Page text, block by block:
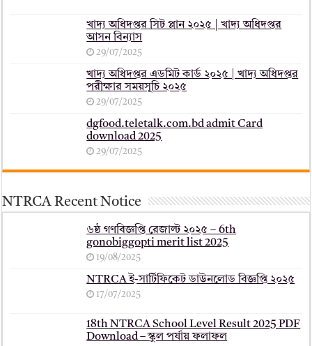
খাদ্য অধিদপ্তর সিট প্লান ২০২৫ | খাদ্য অধিদপ্তর
আসন বিন্যাস
29/07/2025
খাদ্য অধিদপ্তর এডমিট কার্ড ২০২৫ | খাদ্য অধিদপ্তর
পরীক্ষার সময়সূচি ২০২৫
29/07/2025
dgfood.teletalk.com.bd admit Card
download 2025
29/07/2025
NTRCA Recent Notice
৬ষ্ঠ গণবিজ্ঞপ্তি রেজাল্ট ২০২৫ – 6th
gonobiggopti merit list 2025
19/08/2025
NTRCA ই-সার্টিফিকেট ডাউনলোড বিজ্ঞপ্তি ২০২৫
17/07/2025
18th NTRCA School Level Result 2025 PDF
Download – স্কুল পর্যায় ফলাফল